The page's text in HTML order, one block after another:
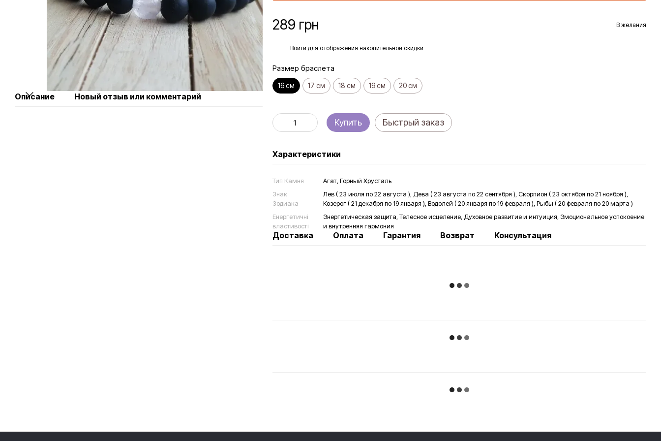
Описание Новый отзыв или комментарий
289 грн В желания
Войти для отображения накопительной скидки
Размер браслета
16 см 17 см 18 см 19 см 20 см
Купить Быстрый заказ
Характеристики
Тип Камня
Агат, Горный Хрусталь
Знак
Зодиака
Лев ( 23 июля по 22 августа ), Дева ( 23 августа по 22 сентября ), Скорпион ( 23 октября по 21 ноября ),
Козерог ( 21 декабря по 19 января ), Водолей ( 20 января по 19 февраля ), Рыбы ( 20 февраля по 20 марта )
Енергетичні
властивості
Энергетическая защита, Телесное исцеление, Духовное развитие и интуиция, Эмоциональное успокоение
и внутренняя гармония
Доставка Оплата Гарантия Возврат Консультация